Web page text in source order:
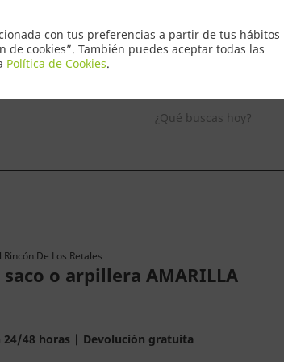
con tus preferencias a partir de tus hábitos
cookies”. También puedes aceptar todas las
Política de Cookies.
¿Qué buscas hoy?
Rincón De Los Retales
saco o arpillera AMARILLA
24/48 horas | Devolución gratuita